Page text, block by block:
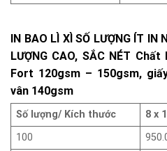
IN BAO LÌ XÌ SỐ LƯỢNG ÍT IN
LƯỢNG CAO, SẮC NÉT
Fort 120gsm – 150gsm,
vân 140gsm
Số lượng/ Kích thước 8 x
100